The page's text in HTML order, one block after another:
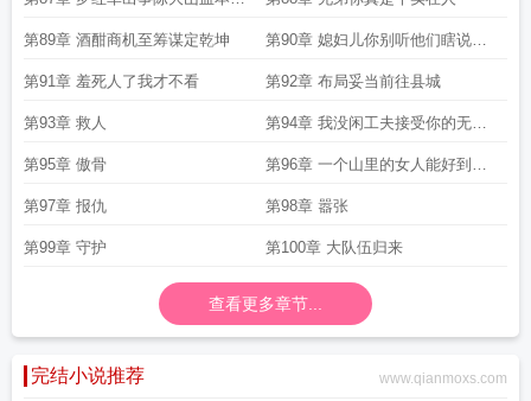
归
第89章 酒酣商机至筹谋定乾坤 第90章 媳妇儿你别听他们瞎说我
没有
第91章 羞死人了我才不看 第92章 布局妥当前往县城
第93章 救人 第94章 我没闲工夫接受你的无端
审问
第95章 傲骨 第96章 一个山里的女人能好到哪
儿去
第97章 报仇 第98章 嚣张
第99章 守护 第100章 大队伍归来
查看更多章节...
完结小说推荐 www.qianmoxs.com